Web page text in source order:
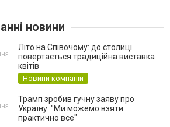
новини
Літо на Співочому: до столиці
повертається традиційна виставка
квітів
Новини компаній
Трамп зробив гучну заяву про
Україну: "Ми можемо взяти
практично все"